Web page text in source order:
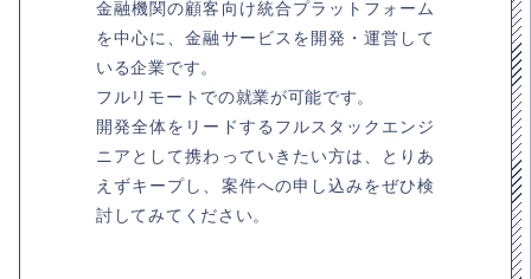
金融機関の顧客向け統合プラットフォーム
を中心に、金融サービスを開発・運営して
いる企業です。
フルリモートでの就業が可能です。
開発全体をリードするフルスタックエンジ
ニアとして携わっていきたい方は、とりあ
えずキープし、案件への申し込みをぜひ検
討してみてください。